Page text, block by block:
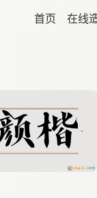
首页 在线